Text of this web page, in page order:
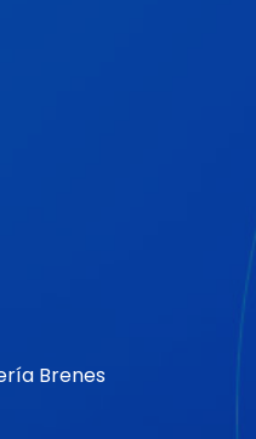
Brenes